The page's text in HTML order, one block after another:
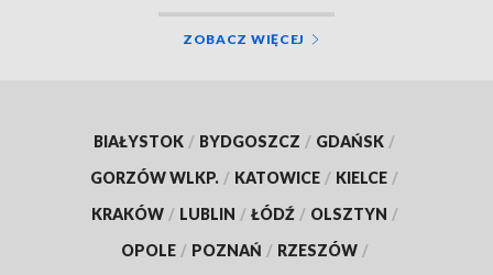
ZOBACZ WIĘCEJ
BIAŁYSTOK / BYDGOSZCZ / GDAŃSK /
GORZÓW WLKP. / KATOWICE / KIELCE /
KRAKÓW / LUBLIN / ŁÓDŹ / OLSZTYN /
OPOLE / POZNAŃ / RZESZÓW /